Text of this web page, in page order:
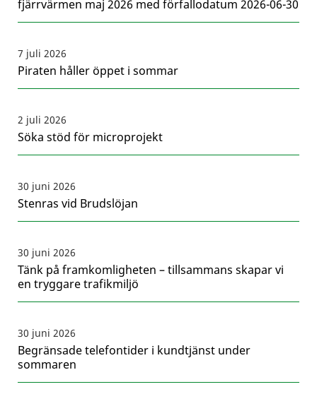
fjärrvärmen maj 2026 med förfallodatum 2026-06-30
7 juli 2026
Piraten håller öppet i sommar
2 juli 2026
Söka stöd för microprojekt
30 juni 2026
Stenras vid Brudslöjan
30 juni 2026
Tänk på framkomligheten – tillsammans skapar vi
en tryggare trafikmiljö
30 juni 2026
Begränsade telefontider i kundtjänst under
sommaren